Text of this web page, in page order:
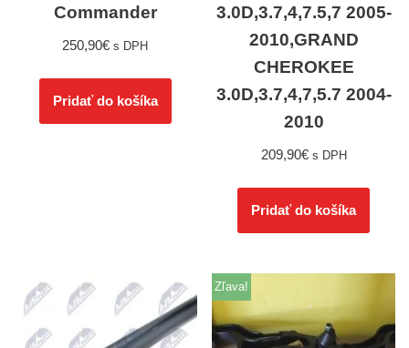
Commander
250,90€ s DPH
Pridať do košíka
3.0D,3.7,4,7.5,7 2005-
2010,GRAND
CHEROKEE
3.0D,3.7,4,7,5.7 2004-
2010
209,90€ s DPH
Pridať do košíka
Zľava!